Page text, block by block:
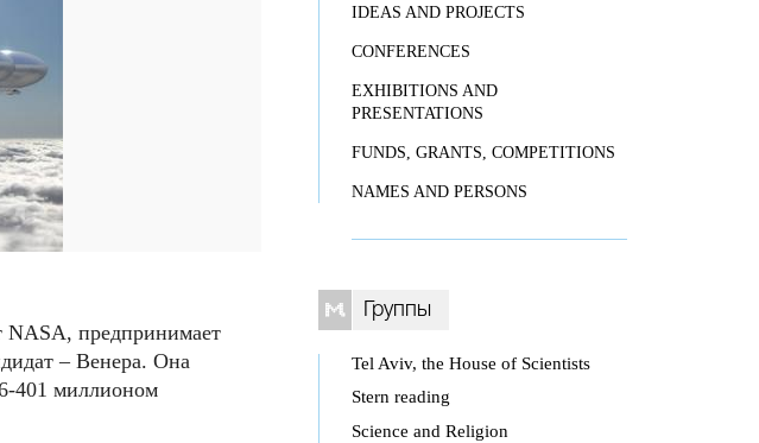
NASA, предпринимает
– Венера. Она
401 миллионом
IDEAS AND PROJECTS
CONFERENCES
EXHIBITIONS AND
PRESENTATIONS
FUNDS, GRANTS, COMPETITIONS
NAMES AND PERSONS
Группы
Tel Aviv, the House of Scientists
Stern reading
Science and Religion